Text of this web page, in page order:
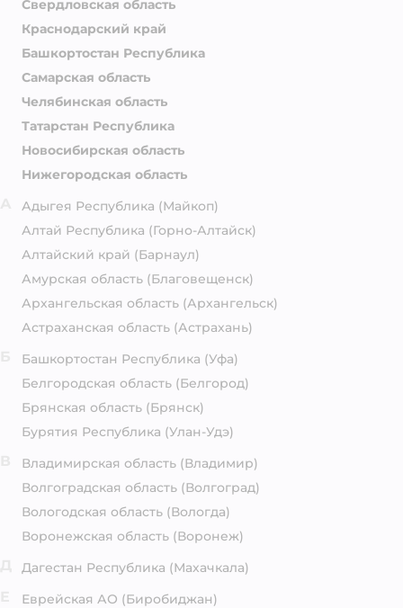
Свердловская область
Краснодарский край
Башкортостан Республика
Самарская область
Челябинская область
Татарстан Республика
Новосибирская область
Нижегородская область
Адыгея Республика (Майкоп)
Алтай Республика (Горно-Алтайск)
Алтайский край (Барнаул)
Амурская область (Благовещенск)
Архангельская область (Архангельск)
Астраханская область (Астрахань)
Башкортостан Республика (Уфа)
Белгородская область (Белгород)
Брянская область (Брянск)
Бурятия Республика (Улан-Удэ)
Владимирская область (Владимир)
Волгоградская область (Волгоград)
Вологодская область (Вологда)
Воронежская область (Воронеж)
Дагестан Республика (Махачкала)
Еврейская АО (Биробиджан)